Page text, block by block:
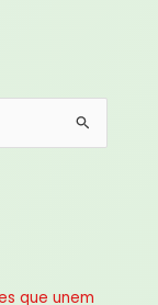
que unem